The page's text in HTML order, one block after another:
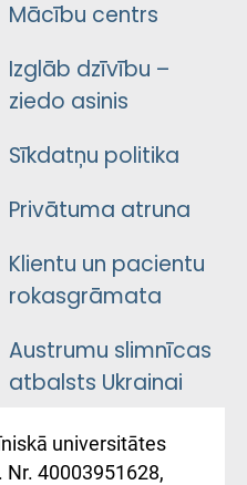
Mācību centrs
Izglāb dzīvību –
ziedo asinis
Sīkdatņu politika
Privātuma atruna
Klientu un pacientu
rokasgrāmata
Austrumu slimnīcas
atbalsts Ukrainai
Підтримка Східної
лікарні та співпраця з
universitātes
40003951628,